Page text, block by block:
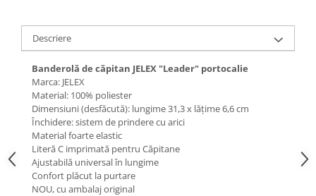
Descriere
Banderolă de căpitan JELEX "Leader" portocalie
Marca: JELEX
Material: 100% poliester
Dimensiuni (desfăcută): lungime 31,3 x lățime 6,6 cm
Închidere: sistem de prindere cu arici
Material foarte elastic
Literă C imprimată pentru Căpitane
Ajustabilă universal în lungime
Confort plăcut la purtare
NOU, cu ambalaj original